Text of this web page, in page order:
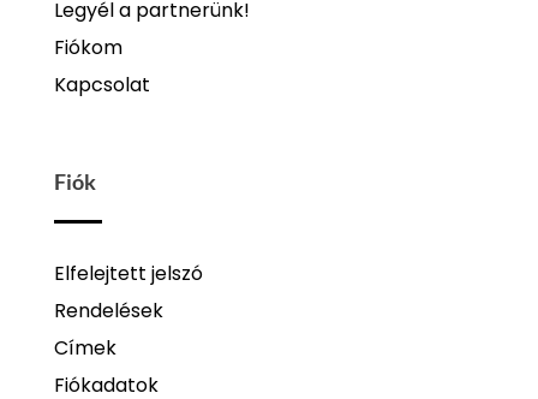
Legyél a partnerünk!
Fiókom
Kapcsolat
Fiók
Elfelejtett jelszó
Rendelések
Címek
Fiókadatok